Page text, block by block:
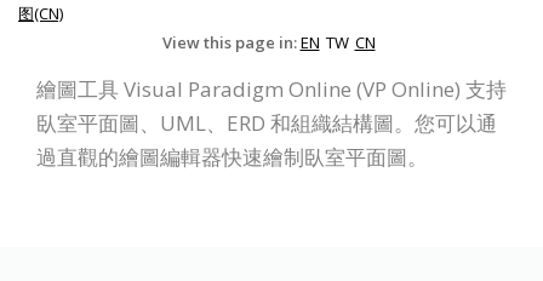
图(CN)
View this page in:EN TW CN
繪圖工具 Visual Paradigm Online (VP Online) 支持
臥室平面圖、UML、ERD 和組織結構圖。您可以通
過直觀的繪圖編輯器快速繪制臥室平面圖。